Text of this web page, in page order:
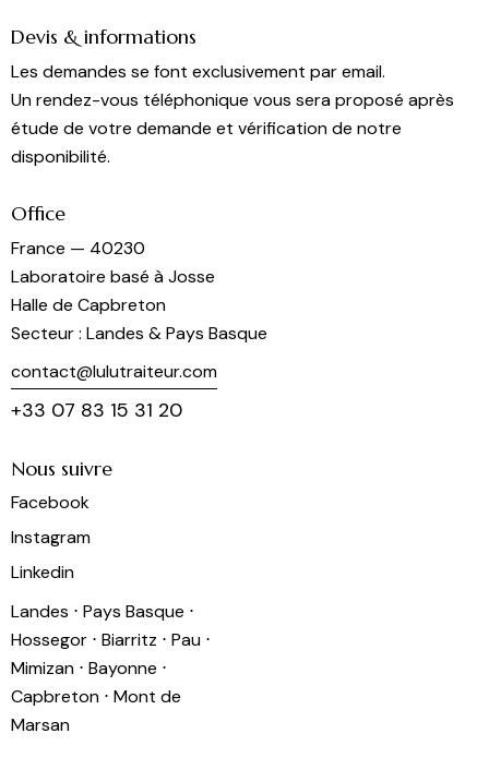
Devis & informations
Les demandes se font exclusivement par email.
Un rendez-vous téléphonique vous sera proposé après
étude de votre demande et vérification de notre
disponibilité.
Office
France — 40230
Laboratoire basé à Josse
Halle de Capbreton
Secteur : Landes & Pays Basque
contact@lulutraiteur.com
+33 07 83 15 31 20
Nous suivre
Facebook
Instagram
Linkedin
Landes ⋅ Pays Basque ⋅
Hossegor ⋅ Biarritz ⋅ Pau ⋅
Mimizan ⋅ Bayonne ⋅
Capbreton ⋅ Mont de
Marsan